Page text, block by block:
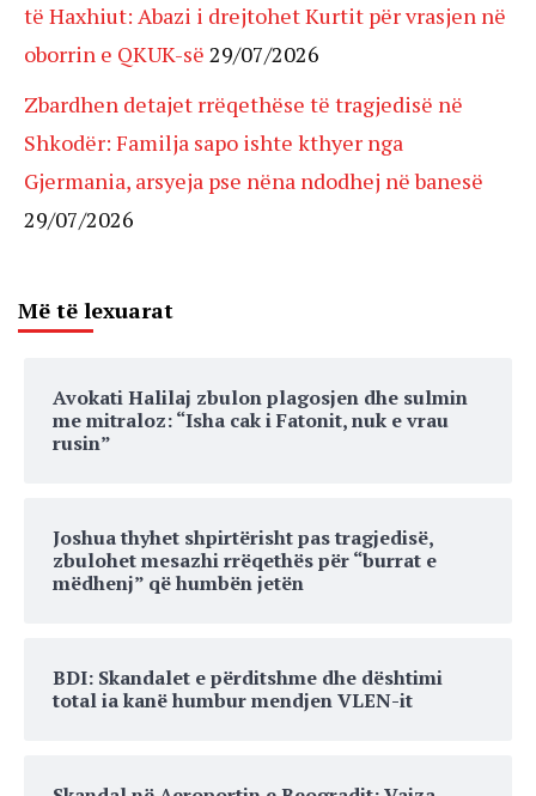
të Haxhiut: Abazi i drejtohet Kurtit për vrasjen në
oborrin e QKUK-së 29/07/2026
Zbardhen detajet rrëqethëse të tragjedisë në
Shkodër: Familja sapo ishte kthyer nga
Gjermania, arsyeja pse nëna ndodhej në banesë
29/07/2026
Më të lexuarat
Avokati Halilaj zbulon plagosjen dhe sulmin
me mitraloz: “Isha cak i Fatonit, nuk e vrau
rusin”
Joshua thyhet shpirtërisht pas tragjedisë,
zbulohet mesazhi rrëqethës për “burrat e
mëdhenj” që humbën jetën
BDI: Skandalet e përditshme dhe dështimi
total ia kanë humbur mendjen VLEN-it